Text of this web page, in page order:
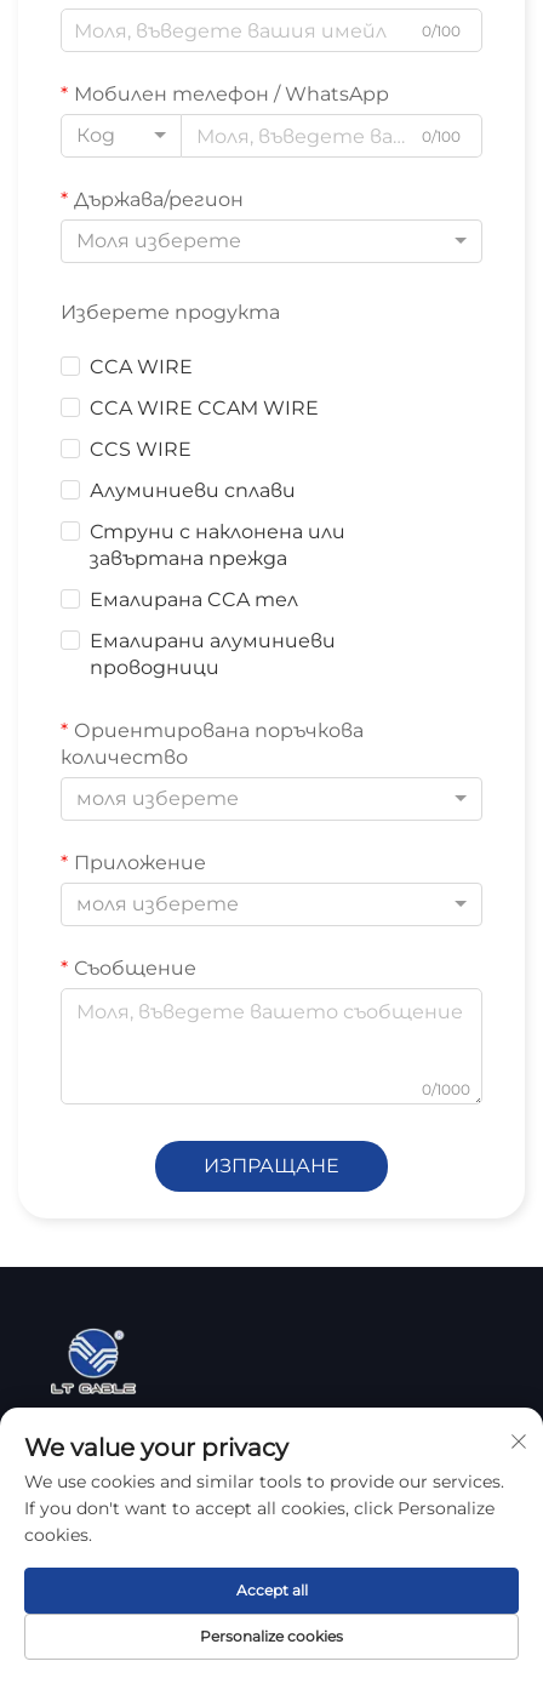
0/100
Мобилен телефон / WhatsApp
Код
0/100
Държава/регион
Моля изберете
Изберете продукта
CCA WIRE
CCA WIRE CCAM WIRE
CCS WIRE
Алуминиеви сплави
Струни с наклонена или
завъртана прежда
Емалирана CCA тел
Емалирани алуминиеви
проводници
Ориентирована поръчкова
количество
моля изберете
Приложение
моля изберете
Съобщение
0/1000
ИЗПРАЩАНЕ
Бързи връзки
Начална
Продукт За Контакти
We value your privacy
We use cookies and similar tools to provide our services.
If you don't want to accept all cookies, click Personalize
cookies.
Personalize cookies
Accept all